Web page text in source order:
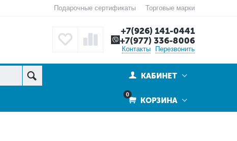
Подарочные сертификаты Торговые марки
+7(926) 141-0441
+7(977) 336-8006
Контакты Перезвонить
КАБИНЕТ
0
КОРЗИНА